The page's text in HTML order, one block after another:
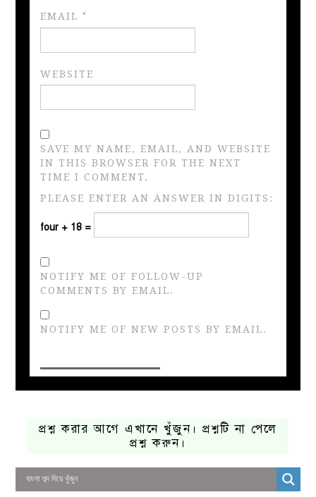
EMAIL*
WEBSITE
SAVE MY NAME, EMAIL, AND WEBSITE
IN THIS BROWSER FOR THE NEXT
TIME I COMMENT.
PLEASE ENTER AN ANSWER IN DIGITS:
four + 18 =
NOTIFY ME OF FOLLOW-UP
COMMENTS BY EMAIL.
NOTIFY ME OF NEW POSTS BY EMAIL.
প্রশ্ন করার আগে এখানে খুঁজুন। প্রশ্নটি না পেলে
প্রশ্ন করুন।